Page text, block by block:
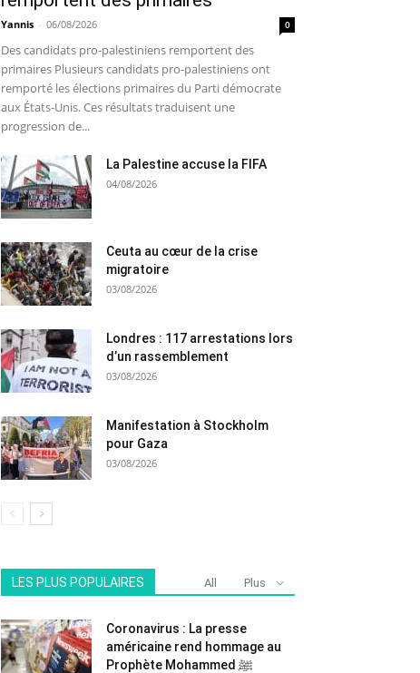
Yannis - 06/08/2026 0
Des candidats pro-palestiniens remportent des
primaires Plusieurs candidats pro-palestiniens ont
remporté les élections primaires du Parti démocrate
aux États-Unis. Ces résultats traduisent une
progression de...
La Palestine accuse la FIFA
04/08/2026
Ceuta au cœur de la crise
migratoire
03/08/2026
Londres : 117 arrestations lors
d’un rassemblement
03/08/2026
Manifestation à Stockholm
pour Gaza
03/08/2026
LES PLUS POPULAIRES All Plus
Coronavirus : La presse
américaine rend hommage au
Prophète Mohammed ﷺ